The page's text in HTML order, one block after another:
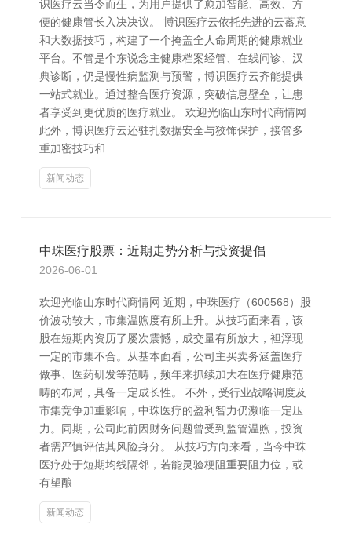
识医疗云当令而生，为用户提供了愈加智能、高效、方
便的健康管长入决决议。 博识医疗云依托先进的云蓄意
和大数据技巧，构建了一个掩盖全人命周期的健康就业
平台。不管是个东说念主健康档案经管、在线问诊、汉
典诊断，仍是慢性病监测与预警，博识医疗云齐能提供
一站式就业。通过整合医疗资源，突破信息壁垒，让患
者享受到更优质的医疗就业。 欢迎光临山东时代商情网
此外，博识医疗云还驻扎数据安全与狡饰保护，接管多
重加密技巧和
新闻动态
中珠医疗股票：近期走势分析与投资提倡
2026-06-01
欢迎光临山东时代商情网 近期，中珠医疗（600568）股
价波动较大，市集温煦度有所上升。从技巧面来看，该
股在短期内资历了屡次震憾，成交量有所放大，袒浮现
一定的市集不合。从基本面看，公司主买卖务涵盖医疗
做事、医药研发等范畴，频年来抓续加大在医疗健康范
畴的布局，具备一定成长性。 不外，受行业战略调度及
市集竞争加重影响，中珠医疗的盈利智力仍濒临一定压
力。同期，公司此前因财务问题曾受到监管温煦，投资
者需严慎评估其风险身分。 从技巧方向来看，当今中珠
医疗处于短期均线隔邻，若能灵验梗阻重要阻力位，或
有望酿
新闻动态